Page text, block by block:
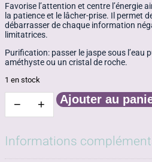
Favorise l’attention et centre l’énergie
la patience et le lâcher-prise. Il permet
débarrasser de chaque information
limitatrices.
Purification: passer le jaspe sous l’eau
améthyste ou un cristal de roche.
1 en stock
−
quantité
de
cacahuète
Ref:
+ Ajouter au
Informations